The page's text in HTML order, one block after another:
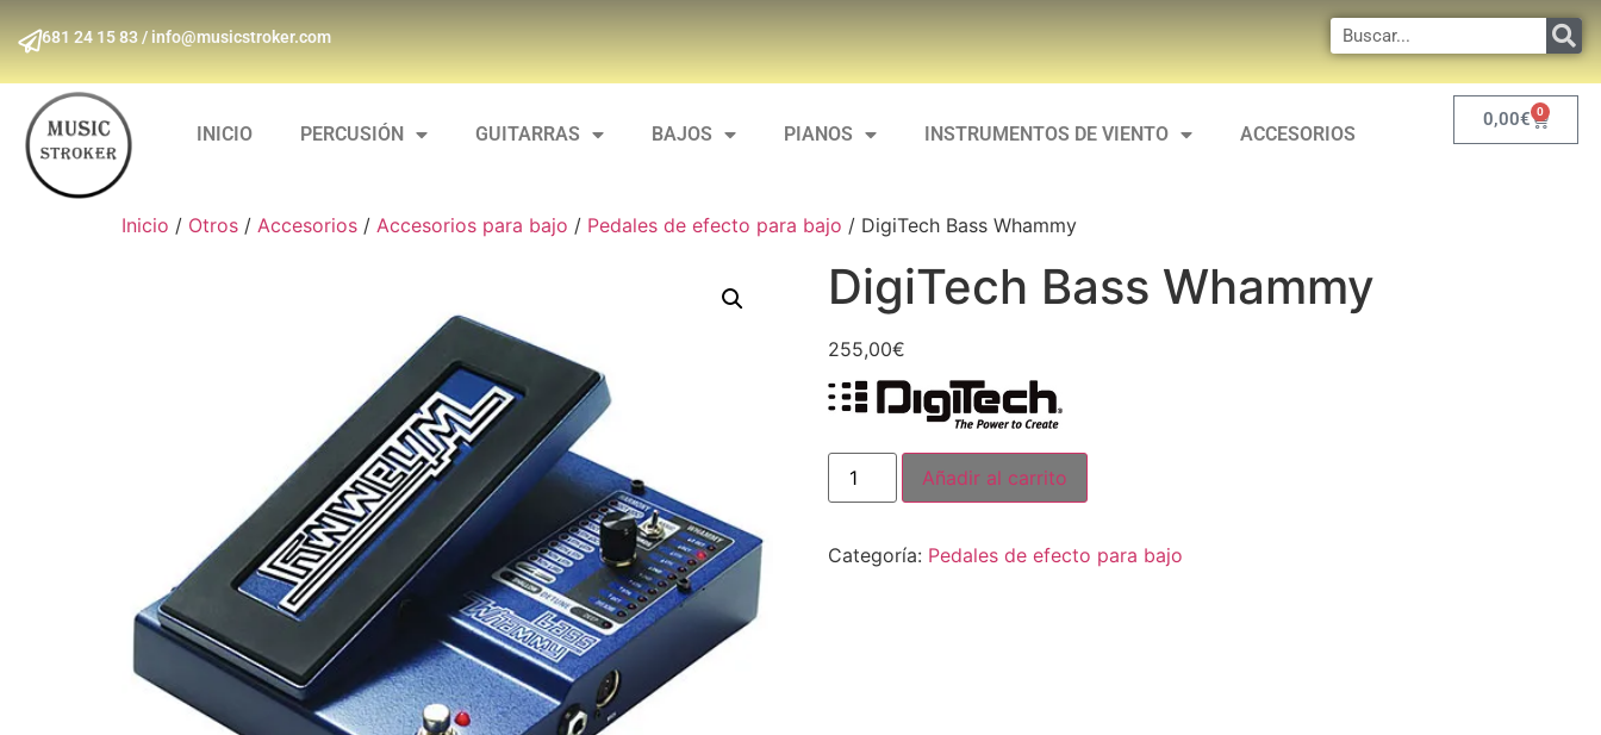
681 24 15 83 / info@musicstroker.com
INICIO PERCUSIÓN GUITARRAS BAJOS PIANOS INSTRUMENTOS DE VIENTO ACCESORIOS
0,00€ 0
Inicio / Otros / Accesorios / Accesorios para bajo / Pedales de efecto para bajo / DigiTech Bass Whammy
DigiTech Bass Whammy
255,00€
Añadir al carrito
Categoría: Pedales de efecto para bajo